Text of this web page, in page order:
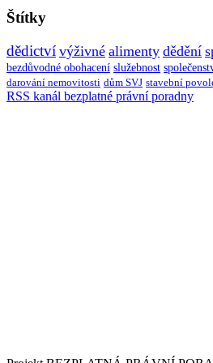
Štítky
dědictví výživné alimenty dědění
bezdůvodné obohacení služebnost
darování nemovitosti dům SVJ stavební
RSS kanál bezplatné právní poradny